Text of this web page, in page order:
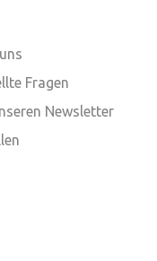
Fragen
Newsletter